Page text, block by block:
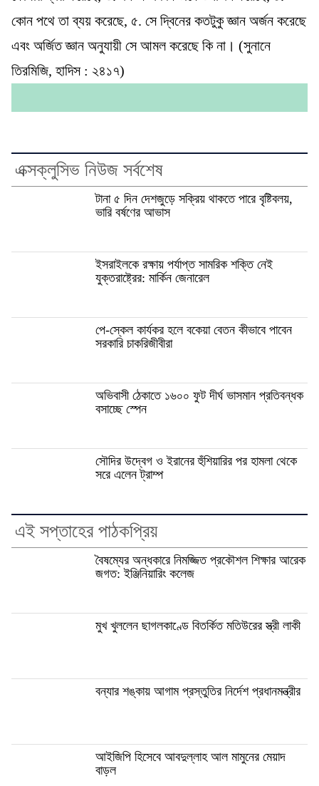
কোন পথে তা ব্যয় করেছে, ৫. সে দ্বিনের কতটুকু জ্ঞান অর্জন করেছে
এবং অর্জিত জ্ঞান অনুযায়ী সে আমল করেছে কি না। (সুনানে
তিরমিজি, হাদিস : ২৪১৭)
এক্সক্লুসিভ নিউজ সর্বশেষ
টানা ৫ দিন দেশজুড়ে সক্রিয় থাকতে পারে বৃষ্টিবলয়,
ভারি বর্ষণের আভাস
ইসরাইলকে রক্ষায় পর্যাপ্ত সামরিক শক্তি নেই
যুক্তরাষ্ট্রের: মার্কিন জেনারেল
পে-স্কেল কার্যকর হলে বকেয়া বেতন কীভাবে পাবেন
সরকারি চাকরিজীবীরা
অভিবাসী ঠেকাতে ১৬০০ ফুট দীর্ঘ ভাসমান প্রতিবন্ধক
বসাচ্ছে স্পেন
সৌদির উদ্বেগ ও ইরানের হুঁশিয়ারির পর হামলা থেকে
সরে এলেন ট্রাম্প
এই সপ্তাহের পাঠকপ্রিয়
বৈষম্যের অন্ধকারে নিমজ্জিত প্রকৌশল শিক্ষার আরেক
জগত: ইঞ্জিনিয়ারিং কলেজ
মুখ খুললেন ছাগলকাণ্ডে বিতর্কিত মতিউরের স্ত্রী লাকী
বন্যার শঙ্কায় আগাম প্রস্তুতির নির্দেশ প্রধানমন্ত্রীর
আইজিপি হিসেবে আবদুল্লাহ আল মামুনের মেয়াদ
বাড়ল